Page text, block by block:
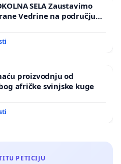
mjesnom odboru,
cestama, MUPu ...
SELA Zaustavimo
Vedrine na području
proizvodnju od
afričke svinjske kuge
PETICIJU